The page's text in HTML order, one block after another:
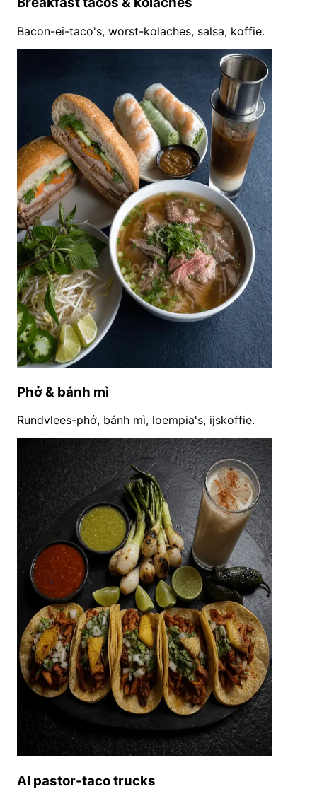
Bacon-ei-taco's, worst-kolaches, salsa, koffie.
Phở & bánh mì
Rundvlees-phở, bánh mì, loempia's, ijskoffie.
Al pastor-taco trucks